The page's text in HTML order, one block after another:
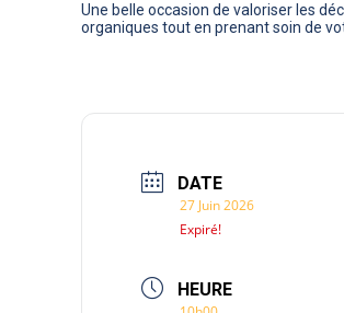
Une belle occasion de valoriser les
organiques tout en prenant soin de
DATE
27 Juin 2026
Expiré!
HEURE